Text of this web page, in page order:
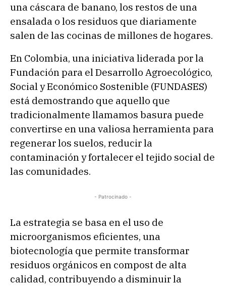
una cáscara de banano, los restos de una
ensalada o los residuos que diariamente
salen de las cocinas de millones de hogares.
En Colombia, una iniciativa liderada por la
Fundación para el Desarrollo Agroecológico,
Social y Económico Sostenible (FUNDASES)
está demostrando que aquello que
tradicionalmente llamamos basura puede
convertirse en una valiosa herramienta para
regenerar los suelos, reducir la
contaminación y fortalecer el tejido social de
las comunidades.
- Patrocinado -
La estrategia se basa en el uso de
microorganismos eficientes, una
biotecnología que permite transformar
residuos orgánicos en compost de alta
calidad, contribuyendo a disminuir la